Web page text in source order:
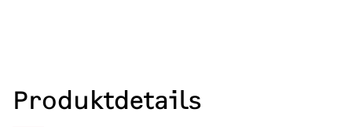
Produktdetails